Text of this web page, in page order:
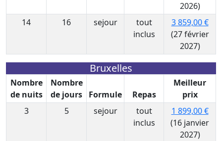
2026)
14
16 sejour
tout
inclus
3 859,00 €
(27 février
2027)
Bruxelles
Nombre
de nuits
Nombre
de jours
Formule Repas
Meilleur
prix
3
5 sejour
tout
inclus
1 899,00 €
(16 janvier
2027)